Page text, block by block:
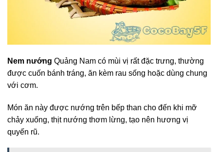
Nem nướng Quảng Nam có mùi vị rất đặc trưng, thường
được cuốn bánh tráng, ăn kèm rau sống hoặc dùng chung
với cơm.
Món ăn này được nướng trên bếp than cho đến khi mỡ
chảy xuống, thịt nướng thơm lừng, tạo nên hương vị
quyến rũ.